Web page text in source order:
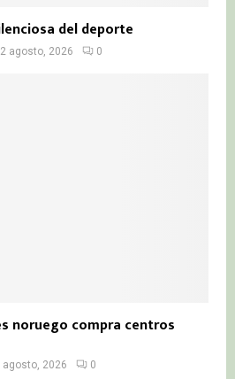
del deporte
2 agosto, 2026 0
noruego compra centros
agosto, 2026 0